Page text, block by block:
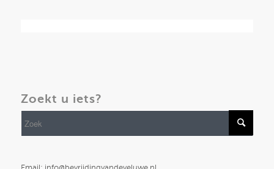
Zoekt u iets?